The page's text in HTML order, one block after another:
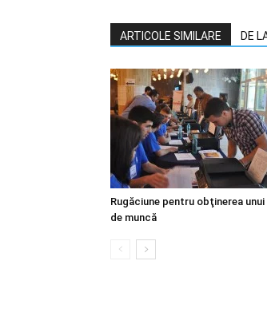
ARTICOLE SIMILARE DE
Rugăciune pentru obţinerea unui
de muncă